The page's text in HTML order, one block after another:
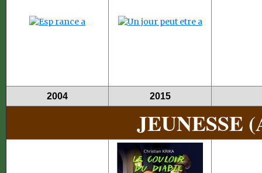
2004 2015
JEUNESSE